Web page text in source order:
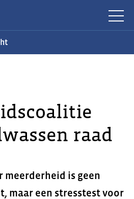
raad
meerderheid is geen
maar een stresstest voor